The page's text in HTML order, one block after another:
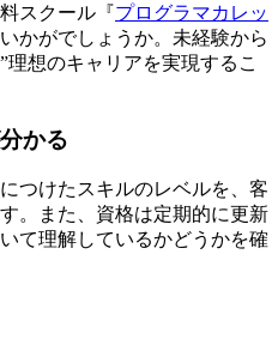
スクール『プログラマカレッ
かがでしょうか。未経験から
想のキャリアを実現するこ
かる
つけたスキルのレベルを、客
。また、資格は定期的に更新
て理解しているかどうかを確